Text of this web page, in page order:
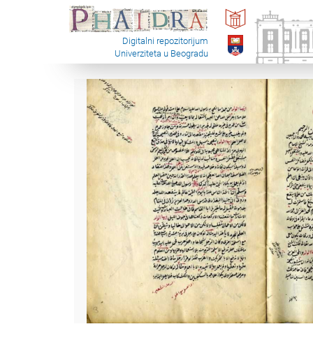
Digitalni repozitorijum
Univerziteta u Beogradu